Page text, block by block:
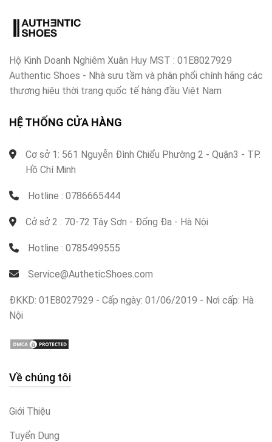
Hộ Kinh Doanh Nghiêm Xuân Huy MST : 01E8027929
Authentic Shoes - Nhà sưu tầm và phân phối chính hãng các
thương hiệu thời trang quốc tế hàng đầu Việt Nam
HỆ THỐNG CỬA HÀNG
Cơ sở 1: 561 Nguyễn Đình Chiểu Phường 2 - Quận3 - TP.
Hồ Chí Minh
Hotline : 0786665444
Cở sở 2 : 70-72 Tây Sơn - Đống Đa - Hà Nội
Hotline : 0785499555
Service@AutheticShoes.com
ĐKKD: 01E8027929 - Cấp ngày: 01/06/2019 - Nơi cấp: Hà
Nội
Về chúng tôi
Giới Thiệu
Tuyển Dụng